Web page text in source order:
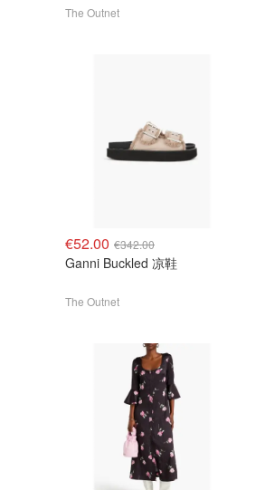
The Outnet
€52.00 €342.00
Ganni Buckled 凉鞋
The Outnet